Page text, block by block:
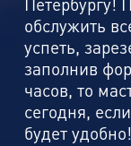
обслужить
успеть,
заполнив
часов, то
сегодня,
будет удобно!